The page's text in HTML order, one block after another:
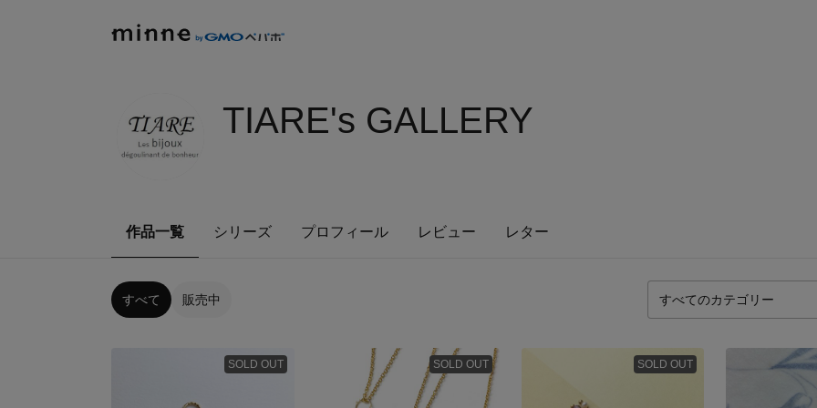
TIARE's GALLERY
作品一覧 シリーズ プロフィール レビュー レター
すべて 販売中
SOLD OUT SOLD OUT SOLD OUT